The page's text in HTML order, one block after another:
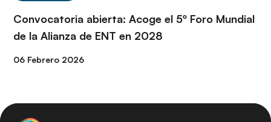
Convocatoria abierta: Acoge el 5º Foro Mundial
de la Alianza de ENT en 2028
06 Febrero 2026